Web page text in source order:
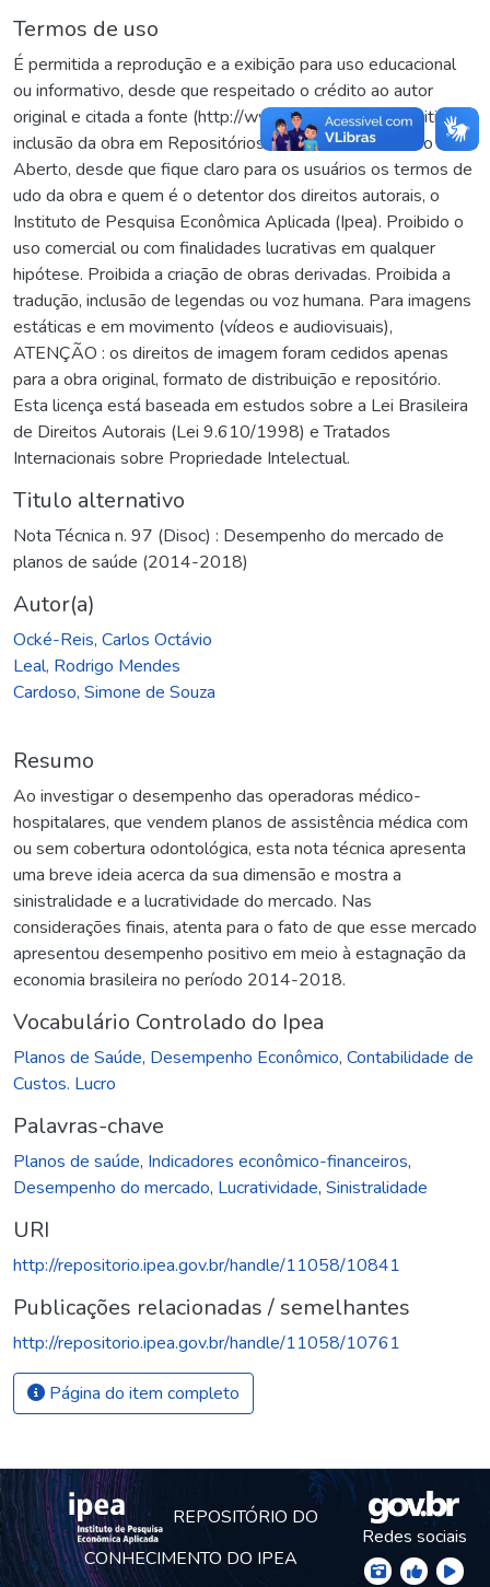
Termos de uso
É permitida a reprodução e a exibição para uso educacional
ou informativo, desde que respeitado o crédito ao autor
original e citada a fonte (http://www.ipea.gov.br). Permitida a
inclusão da obra em Repositórios ou Portais de Acesso
Aberto, desde que fique claro para os usuários os termos de
udo da obra e quem é o detentor dos direitos autorais, o
Instituto de Pesquisa Econômica Aplicada (Ipea). Proibido o
uso comercial ou com finalidades lucrativas em qualquer
hipótese. Proibida a criação de obras derivadas. Proibida a
tradução, inclusão de legendas ou voz humana. Para imagens
estáticas e em movimento (vídeos e audiovisuais),
ATENÇÃO : os direitos de imagem foram cedidos apenas
para a obra original, formato de distribuição e repositório.
Esta licença está baseada em estudos sobre a Lei Brasileira
de Direitos Autorais (Lei 9.610/1998) e Tratados
Internacionais sobre Propriedade Intelectual.
Titulo alternativo
Nota Técnica n. 97 (Disoc) : Desempenho do mercado de
planos de saúde (2014-2018)
Autor(a)
Ocké-Reis, Carlos Octávio
Leal, Rodrigo Mendes
Cardoso, Simone de Souza
Resumo
Ao investigar o desempenho das operadoras médico-
hospitalares, que vendem planos de assistência médica com
ou sem cobertura odontológica, esta nota técnica apresenta
uma breve ideia acerca da sua dimensão e mostra a
sinistralidade e a lucratividade do mercado. Nas
considerações finais, atenta para o fato de que esse mercado
apresentou desempenho positivo em meio à estagnação da
economia brasileira no período 2014-2018.
Vocabulário Controlado do Ipea
Planos de Saúde, Desempenho Econômico, Contabilidade de
Custos. Lucro
Palavras-chave
Planos de saúde, Indicadores econômico-financeiros,
Desempenho do mercado, Lucratividade, Sinistralidade
URI
http://repositorio.ipea.gov.br/handle/11058/10841
Publicações relacionadas / semelhantes
http://repositorio.ipea.gov.br/handle/11058/10761
Página do item completo
REPOSITÓRIO DO
CONHECIMENTO DO IPEA
Redes sociais